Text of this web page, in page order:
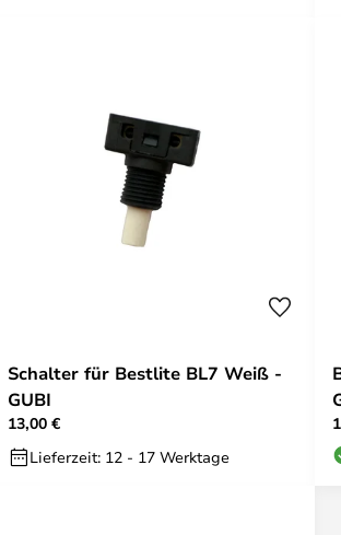
Schalter für Bestlite BL7 Weiß -
GUBI
13,00 €
Lieferzeit: 12 - 17 Werktage